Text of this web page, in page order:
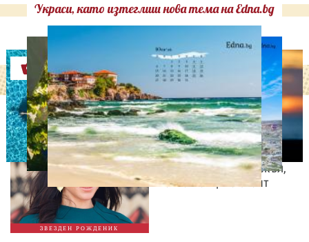
Украси, като изтеглиш нова тема на Edna.bg
Оферти
ЗВЕЗДЕН РОЖДЕНИК
ДНЕС ПРАЗНУВАТ
Преди да стане
херцогиня: 10 любопитни
факта за Меган Маркъл,
които малцина знаят